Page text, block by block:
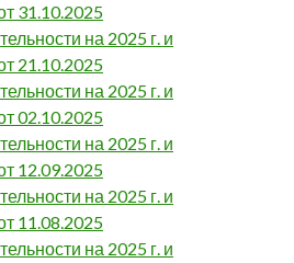
31.10.2025
на 2025 г. и
21.10.2025
на 2025 г. и
02.10.2025
на 2025 г. и
12.09.2025
на 2025 г. и
11.08.2025
на 2025 г. и